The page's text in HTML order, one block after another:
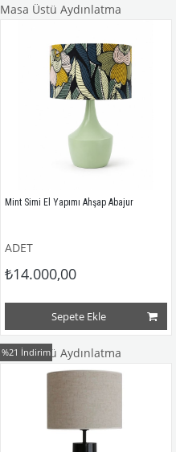
Masa Üstü Aydınlatma
Mint Simi El Yapımı Ahşap Abajur
ADET
₺14.000,00
Sepete Ekle
Masa Üstü Aydınlatma
%21 İndirim